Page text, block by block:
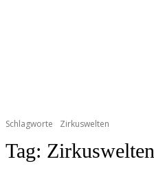
Schlagworte Zirkuswelten
Tag: Zirkuswelten